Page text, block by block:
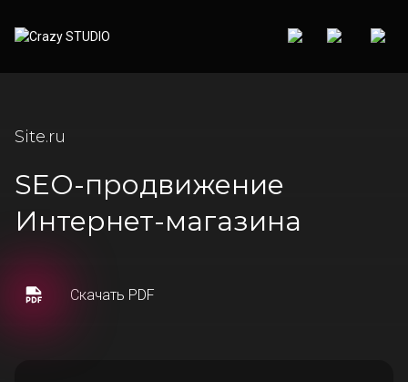
Site.ru
SEO-продвижение
Интернет-магазина
Скачать PDF